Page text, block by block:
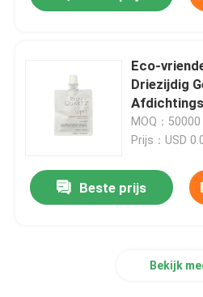
Contacteer ons
Nieuws
Gevallen
Eco-
Driezijdig
MOQ：
Prijs：USD
Beste prijs
Bekijk